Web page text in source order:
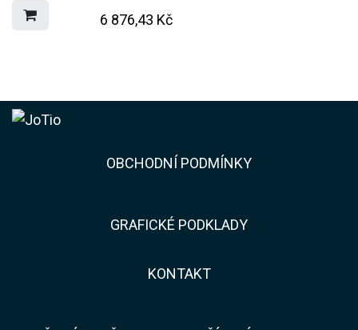
6 876,43 Kč
​​OBCHODNÍ PODMÍNKY
GRAFICKÉ PODKLADY
KONTAKT​​